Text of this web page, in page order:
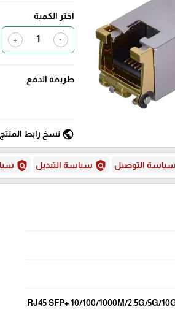
اختر الكمية
-
+
طريقة الدفع
public نسخ رابط المنتج
سياسة التوصيل policy سياسة التبديل policy
RJ45 SFP+ 10/100/1000M/2.5G/5G/